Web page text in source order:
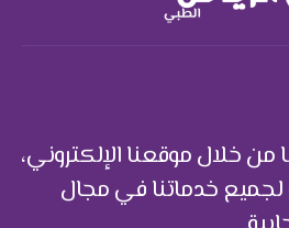
خلال موقعنا الإلكتروني،
لجميع خدماتنا في مجال